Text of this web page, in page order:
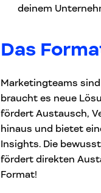
deinem
Das
Marketingteams
braucht es neue
fördert Austausch,
hinaus und bietet
Insights. Die
fördert direkten
Format!